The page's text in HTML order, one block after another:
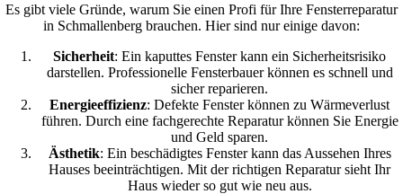
Es gibt viele Gründe, warum Sie einen Profi für Ihre Fensterreparatur
in Schmallenberg brauchen. Hier sind nur einige davon:
Sicherheit: Ein kaputtes Fenster kann ein Sicherheitsrisiko
darstellen. Professionelle Fensterbauer können es schnell und
sicher reparieren.
Energieeffizienz: Defekte Fenster können zu Wärmeverlust
führen. Durch eine fachgerechte Reparatur können Sie Energie
und Geld sparen.
Ästhetik: Ein beschädigtes Fenster kann das Aussehen Ihres
Hauses beeinträchtigen. Mit der richtigen Reparatur sieht Ihr
Haus wieder so gut wie neu aus.